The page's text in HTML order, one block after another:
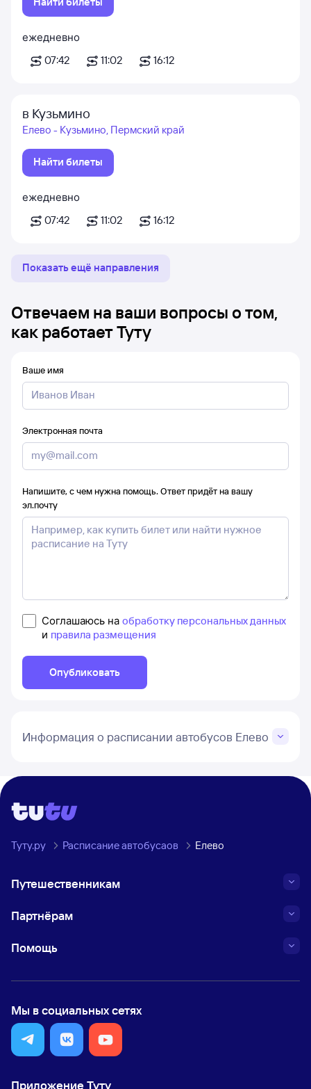
ежедневно
07:42
11:02 16:12
в Кузьмино
Елево - Кузьмино, Пермский край
Найти билеты
ежедневно
07:42
11:02 16:12
Показать ещё направления
Отвечаем на ваши вопросы о том,
как работает Туту
Ваше имя
Электронная почта
Напишите, с чем нужна помощь. Ответ придёт на вашу
эл.почту
Соглашаюсь на обработку персональных данных
и правила размещения
Опубликовать
Информация о расписании автобусов Елево
Туту.ру Расписание автобусаов Елево
Путешественникам
Партнёрам
Помощь
Мы в социальных сетях
Приложение Туту